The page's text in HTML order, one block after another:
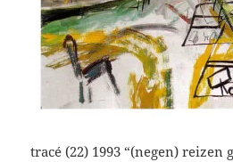
tracé (22) 1993 “(negen)